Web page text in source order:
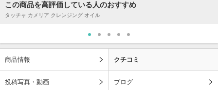
この商品を高評価している人のおすすめ
タッチャ カメリア クレンジング オイル
商品情報 クチコミ
投稿写真・動画 ブログ